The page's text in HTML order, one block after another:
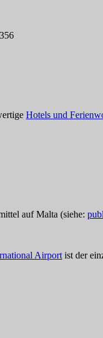
Hotels und
auf Malta (siehe:
Airportist der